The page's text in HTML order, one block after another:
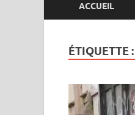
ACCUEIL
ÉTIQUETTE :